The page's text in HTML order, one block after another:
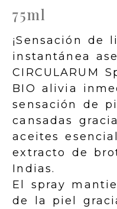
75ml
¡Sensación de
instantánea
CIRCULARUM
BIO alivia
sensación de
cansadas
aceites
extracto de
Indias.
El spray
de la piel